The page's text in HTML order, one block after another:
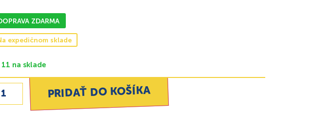
ZDARMA
expedičnom sklade
11 na sklade
PRIDAŤ DO KOŠÍKA